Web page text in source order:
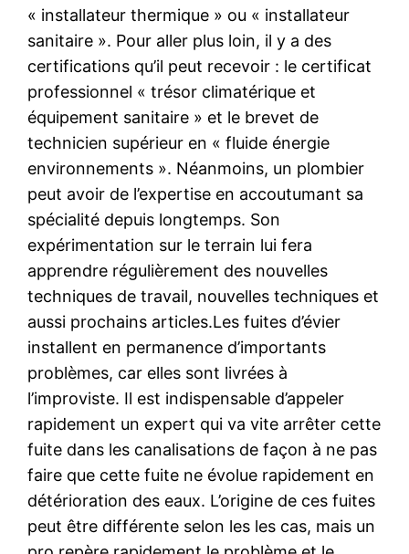
« installateur thermique » ou « installateur
sanitaire ». Pour aller plus loin, il y a des
certifications qu’il peut recevoir : le certificat
professionnel « trésor climatérique et
équipement sanitaire » et le brevet de
technicien supérieur en « fluide énergie
environnements ». Néanmoins, un plombier
peut avoir de l’expertise en accoutumant sa
spécialité depuis longtemps. Son
expérimentation sur le terrain lui fera
apprendre régulièrement des nouvelles
techniques de travail, nouvelles techniques et
aussi prochains articles.Les fuites d’évier
installent en permanence d’importants
problèmes, car elles sont livrées à
l’improviste. Il est indispensable d’appeler
rapidement un expert qui va vite arrêter cette
fuite dans les canalisations de façon à ne pas
faire que cette fuite ne évolue rapidement en
détérioration des eaux. L’origine de ces fuites
peut être différente selon les les cas, mais un